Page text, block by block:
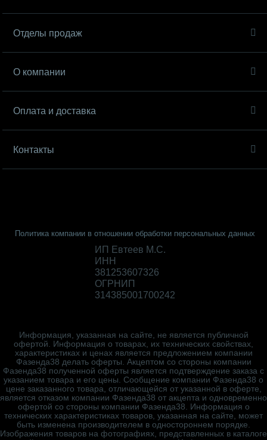
Отделы продаж
О компании
Оплата и доставка
Контакты
Политика компании в отношении обработки персональных данных
ИП Евтеев М.С.
ИНН
381253607326
ОГРНИП
314385001700242
Информация, указанная на сайте, не является публичной
офертой. Информация о товарах, их технических свойствах,
характеристиках и ценах является предложением компании
Фазенда38 делать оферты. Акцептом со стороны компании
Фазенда38 полученной оферты является подтверждение заказа с
указанием товара и его цены. Сообщение компании Фазенда38 о
цене заказанного товара, отличающейся от указанной в оферте,
является отказом компании Фазенда38 от акцепта и одновременно
офертой со стороны компании Фазенда38. Информация о
технических характеристиках товаров, указанная на сайте, может
быть изменена производителем в одностороннем порядке.
Изображения товаров на фотографиях, представленных в каталоге